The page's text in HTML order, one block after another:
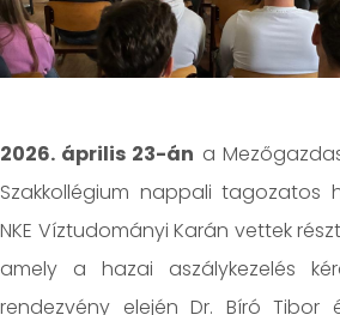
2026. április 23-án a
Szakkollégium nappali tagozatos
NKE Víztudományi Karán vettek
amely a hazai aszálykezelés
rendezvény elején Dr. Bíró Tibor